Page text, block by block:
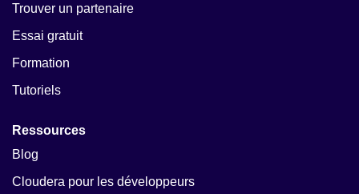
Trouver un partenaire
Essai gratuit
Formation
Tutoriels
Ressources
Blog
Cloudera pour les développeurs